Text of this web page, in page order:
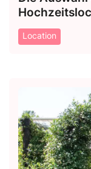
Location